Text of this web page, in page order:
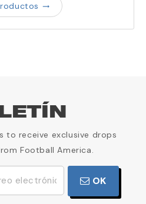
trending_flat
to receive exclusive drops
Football America.
OK